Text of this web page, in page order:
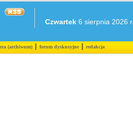
Czwartek 6 sierpnia 2026 r.
(archiwum)|forum dyskusyjne|redakcja